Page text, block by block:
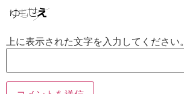
上に表示された文字を入力してください。